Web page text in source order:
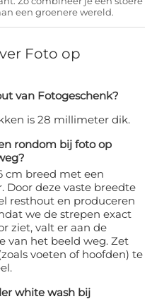
een groenere wereld.
Foto op
van Fotogeschenk?
is 28 millimeter dik.
rondom bij foto op
cm breed met een
deze vaste breedte
resthout en produceren
we de strepen exact
ziet, valt er aan de
van het beeld weg. Zet
voeten of hoofden) te
white wash bij